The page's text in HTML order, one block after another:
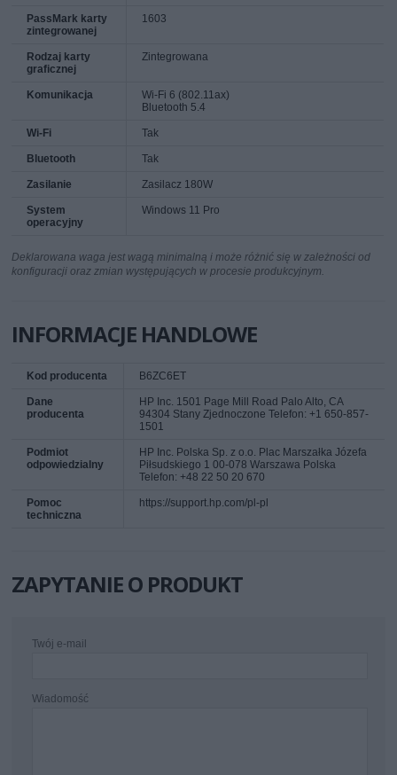
PassMark karty
zintegrowanej
1603
Rodzaj karty
graficznej
Zintegrowana
Komunikacja
Wi-Fi 6 (802.11ax)
Bluetooth 5.4
Wi-Fi Tak
Bluetooth Tak
Zasilanie Zasilacz 180W
System
operacyjny
Windows 11 Pro
Deklarowana waga jest wagą minimalną i może różnić się w zależności od
konfiguracji oraz zmian występujących w procesie produkcyjnym.
INFORMACJE HANDLOWE
Kod producenta B6ZC6ET
Dane
producenta
HP Inc. 1501 Page Mill Road Palo Alto, CA
94304 Stany Zjednoczone Telefon: +1 650-857-
1501
Podmiot
odpowiedzialny
HP Inc. Polska Sp. z o.o. Plac Marszałka Józefa
Piłsudskiego 1 00-078 Warszawa Polska
Telefon: +48 22 50 20 670
Pomoc
techniczna
https://support.hp.com/pl-pl
ZAPYTANIE O PRODUKT
Twój e-mail
Wiadomość